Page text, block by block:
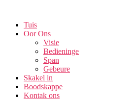
content
Tuis
Oor Ons
Visie
Bedieninge
Span
Gebeure
Skakel in
Boodskappe
Kontak ons